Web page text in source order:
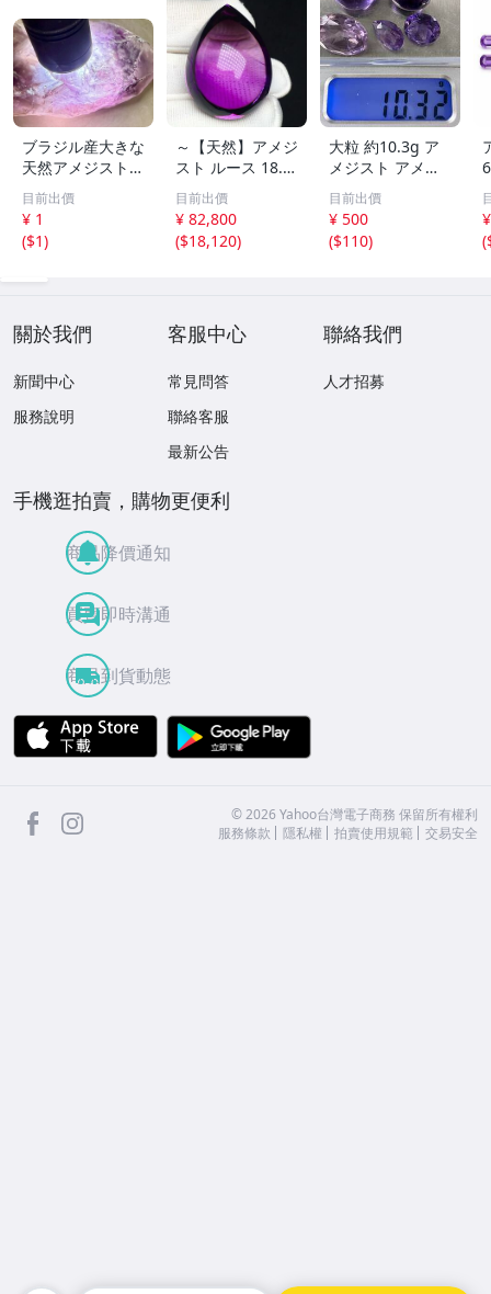
ブラジル産大きな
天然アメジスト結
晶551g［紫水
晶］1本剣^ ^綺麗
目前出價
¥ 1
($1)
～【天然】アメジ
スト ルース 18.7
g
目前出價
¥ 82,800
($18,120)
大粒 約10.3g ア
メジスト アメシ
スト ルース おま
とめ セット 宝石
色石 ルース ジュ
エリー 外し石 07
目前出價
¥ 500
($110)
(
關於我們
新聞中心
服務說明
客服中心
常見問答
聯絡客服
最新公告
聯絡我們
人才招募
手機逛拍賣，購物更便利
商品降價通知
買賣即時溝通
商品到貨動態
APP Store
facebook ©2026 Yahoo台灣電子商務 保留所有權利
服務條款
隱私權 拍賣使用規範 交易安全